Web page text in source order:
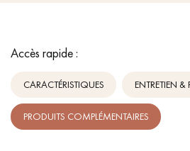
Accès rapide :
CARACTÉRISTIQUES ENTRETIEN &
PRODUITS COMPLÉMENTAIRES